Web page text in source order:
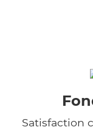
Satisfaction